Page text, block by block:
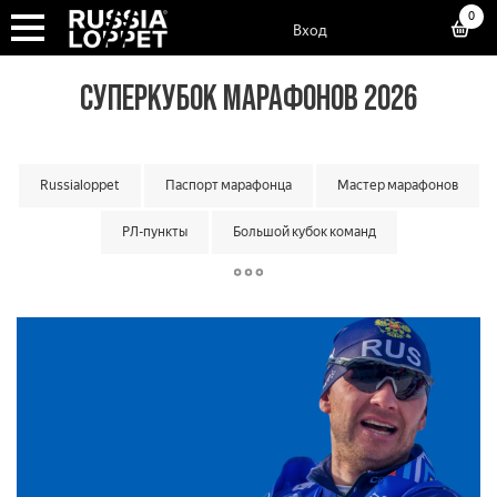
Вход
0
СУПЕРКУБОК МАРАФОНОВ 2026
Russialoppet Паспорт марафонца Мастер марафонов
РЛ-пункты Большой кубок команд
Кубок мастеров
Суперкубок классик
Онлайн гонки Вкатка